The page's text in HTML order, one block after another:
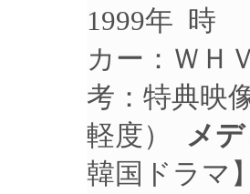
1999年 時
カー：ＷＨ
考：特典映
軽度）
メ
韓国ドラマ】